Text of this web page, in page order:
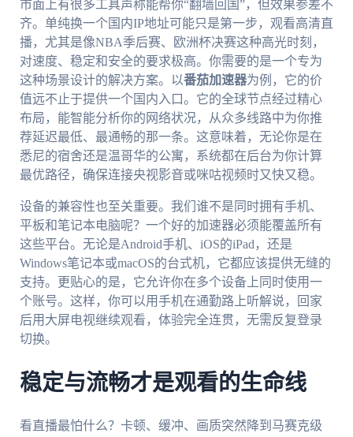
市面上有很多工具声称能帮你“翻墙回国”，但效果参差不
齐。单纯换一个国内IP地址可能只是第一步，观看高清直
播，尤其是像NBA季后赛、欧洲杯决赛这种高光时刻，
对速度、稳定和安全的要求极高。你需要的是一个专为
这种场景设计的解决方案。以番茄加速器为例，它的价
值远不止于提供一个国内入口。它的全球节点经过精心
布局，能智能分析你的网络状况，从众多线路中为你推
荐延迟最低、最通畅的那一条。这意味着，无论你是在
悉尼的宿舍还是温哥华的公寓，系统都在后台为你计算
最优路径，确保连接央视影音或咪咕视频时又快又稳。
设备的兼容性也至关重要。我们谁不是同时拥有手机、
平板和笔记本电脑呢？一个好的加速器必须能覆盖所有
这些平台。无论是Android手机、iOS的iPad，还是
Windows笔记本或macOS的台式机，它都应该提供无缝的
支持。更贴心的是，它允许你在多个设备上同时使用一
个账号。这样，你可以用手机在通勤路上听解说，回家
后用大屏电视继续观看，体验完全连贯，无需反复登录
切换。
稳定与流畅才是观看的生命线
看直播最怕什么？卡顿、缓冲、画质突然降到马赛克级